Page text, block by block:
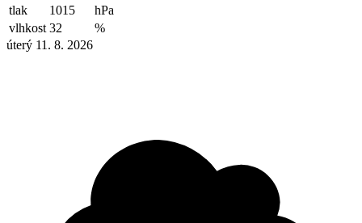
tlak
1015
hPa
vlhkost 32
%
úterý 11. 8. 2026